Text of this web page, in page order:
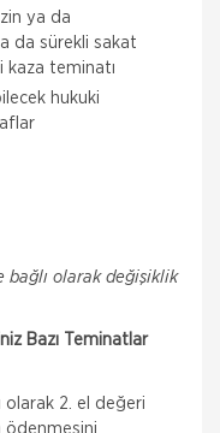
ya da
da sürekli sakat
kaza teminatı
hukuki
olarak değişiklik
Bazı Teminatlar
olarak 2. el değeri
ödenmesini